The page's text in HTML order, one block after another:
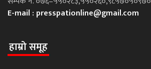
E-mail : presspationline@gmail.com
हाम्रो समूह